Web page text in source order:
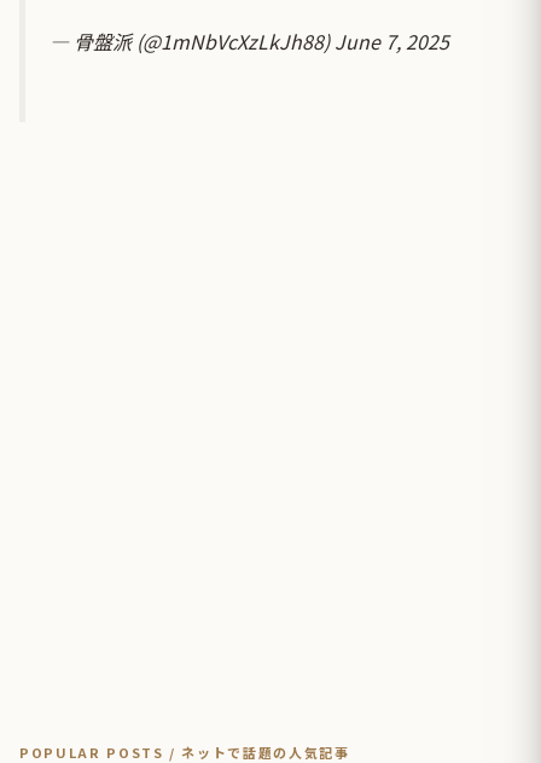
— 骨盤派 (@1mNbVcXzLkJh88)June 7, 2025
POPULAR POSTS / ネットで話題の人気記事